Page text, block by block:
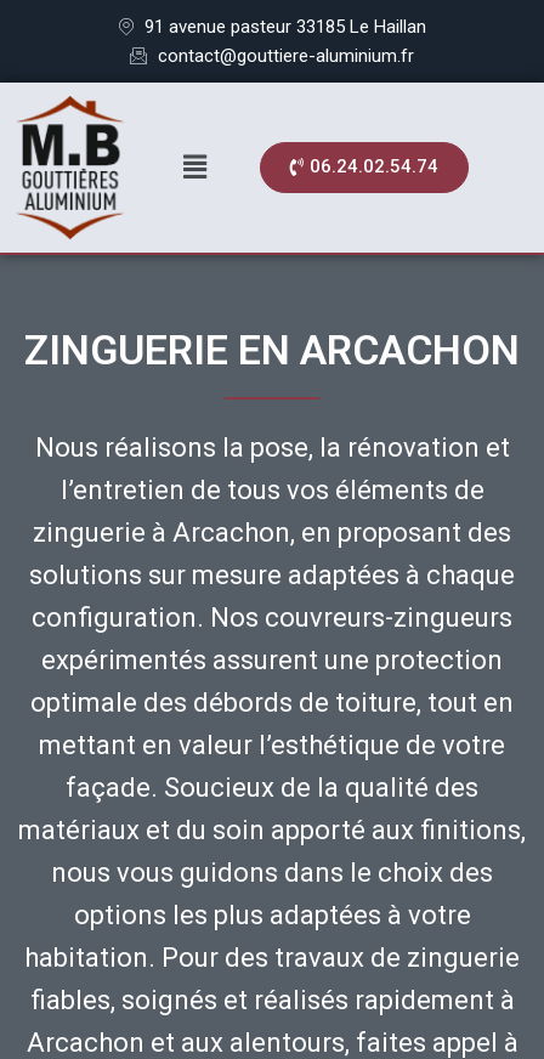
91 avenue pasteur 33185 Le Haillan
contact@gouttiere-aluminium.fr
06.24.02.54.74
ZINGUERIE EN ARCACHON
Nous réalisons la pose, la rénovation et
l’entretien de tous vos éléments de
zinguerie à Arcachon, en proposant des
solutions sur mesure adaptées à chaque
configuration. Nos couvreurs-zingueurs
expérimentés assurent une protection
optimale des débords de toiture, tout en
mettant en valeur l’esthétique de votre
façade. Soucieux de la qualité des
matériaux et du soin apporté aux finitions,
nous vous guidons dans le choix des
options les plus adaptées à votre
habitation. Pour des travaux de zinguerie
fiables, soignés et réalisés rapidement à
Arcachon et aux alentours, faites appel à